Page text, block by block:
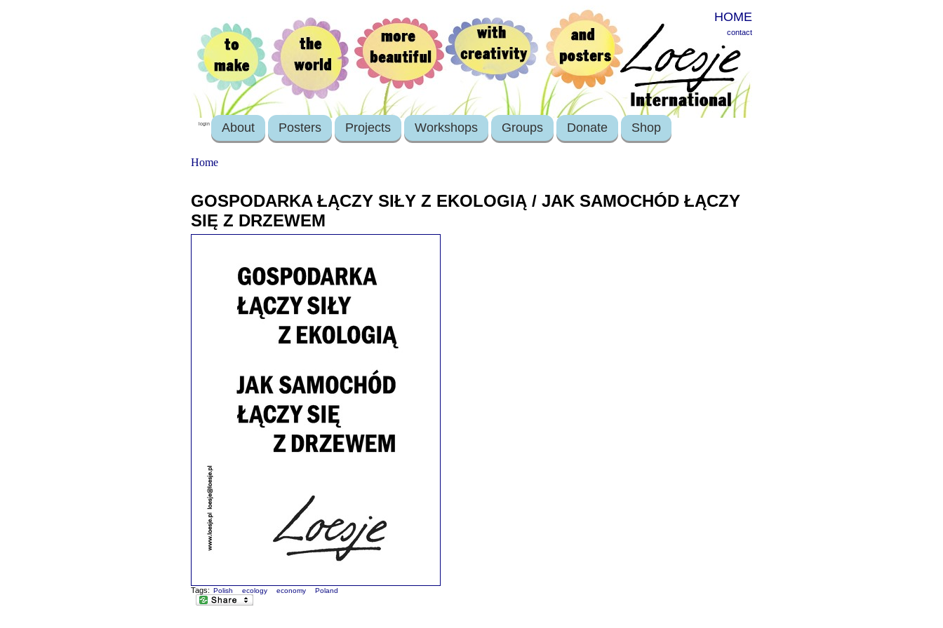
HOME
contact
login About Posters Projects Workshops Groups Donate Shop
Home
GOSPODARKA ŁĄCZY SIŁY Z EKOLOGIĄ / JAK SAMOCHÓD ŁĄCZY
SIĘ Z DRZEWEM
Tags: Polish ecology economy Poland